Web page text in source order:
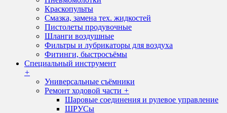
Краскопульты
Смазка, замена тех. жидкостей
Пистолеты продувочные
Шланги воздушные
Фильтры и лубрикаторы для воздуха
Фитинги, быстросъёмы
Специальный инструмент
+
Универсальные съёмники
Ремонт ходовой части +
Шаровые соединения и рулевое управление
ШРУСы